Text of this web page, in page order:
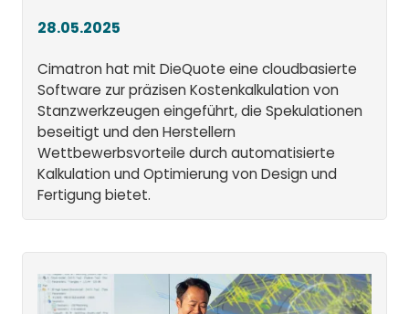
28.05.2025
Cimatron hat mit DieQuote eine cloudbasierte
Software zur präzisen Kostenkalkulation von
Stanzwerkzeugen eingeführt, die Spekulationen
beseitigt und den Herstellern
Wettbewerbsvorteile durch automatisierte
Kalkulation und Optimierung von Design und
Fertigung bietet.